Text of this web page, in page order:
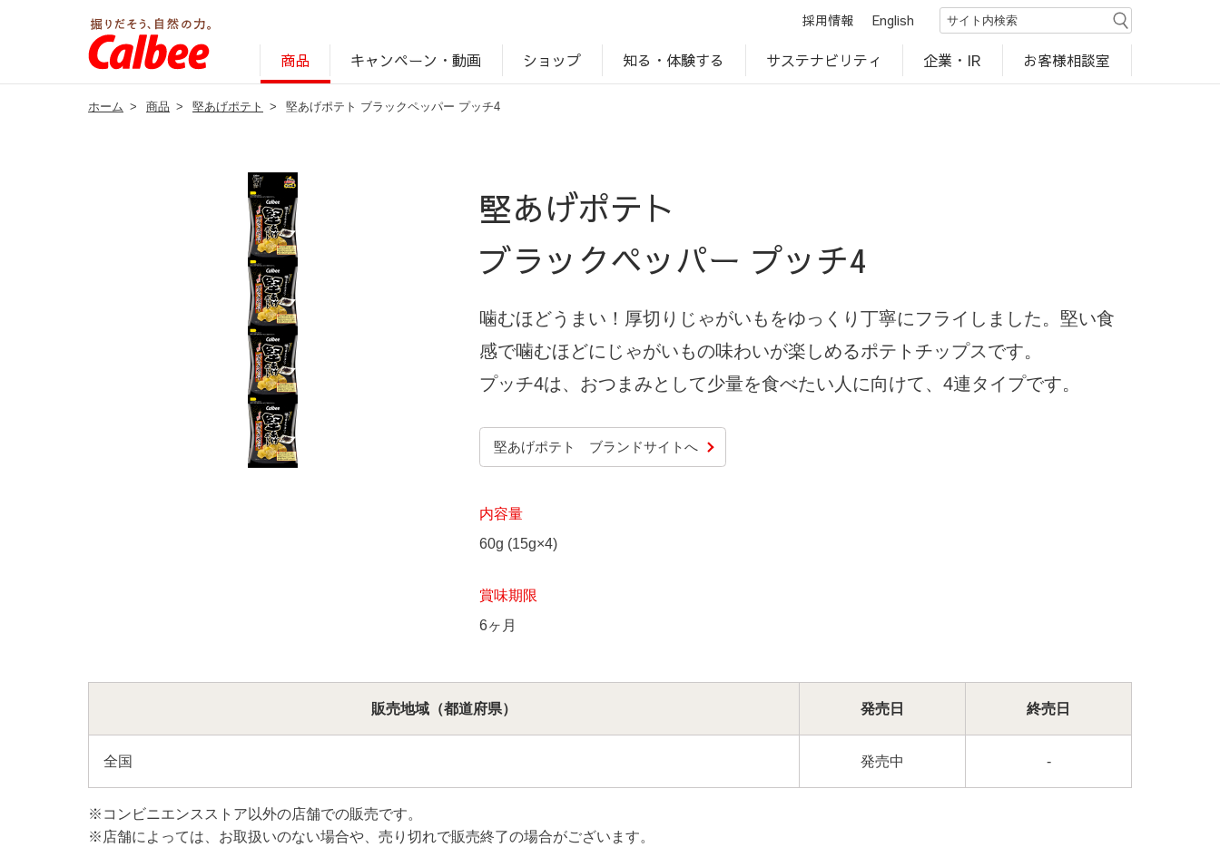
採用情報 English
商品 キャンペーン・動画 ショップ 知る・体験する サステナビリティ 企業・IR お客様相談室
ホーム > 商品 > 堅あげポテト > 堅あげポテト ブラックペッパー プッチ4
堅あげポテト
ブラックペッパー プッチ4
噛むほどうまい！厚切りじゃがいもをゆっくり丁寧にフライしました。堅い食
感で噛むほどにじゃがいもの味わいが楽しめるポテトチップスです。
プッチ4は、おつまみとして少量を食べたい人に向けて、4連タイプです。
堅あげポテト ブランドサイトへ
内容量
60g (15g×4)
賞味期限
6ヶ月
販売地域 （都道府県） 発売日 終売日
全国 発売中 -
※コンビニエンスストア以外の店舗での販売です。
※店舗によっては、お取扱いのない場合や、売り切れで販売終了の場合がございます。